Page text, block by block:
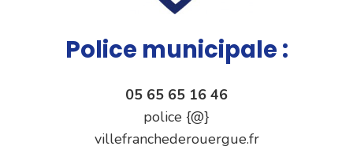
Police municipale :
05 65 65 16 46
police {@}
villefranchederouergue.fr